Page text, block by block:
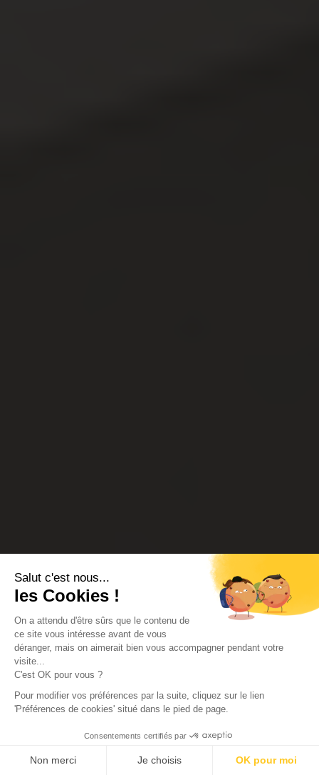
Salut c'est nous...
les Cookies !
On a attendu d'être sûrs que le contenu de
ce site vous intéresse avant de vous
déranger, mais on aimerait bien vous accompagner pendant votre
visite...
C'est OK pour vous ?
Pour modifier vos préférences par la suite, cliquez sur le lien
'Préférences de cookies' situé dans le pied de page.
Consentements certifiés par
Non merci Je choisis OK pour moi